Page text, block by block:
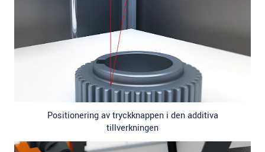
Positionering av tryckknappen i den additiva
tillverkningen